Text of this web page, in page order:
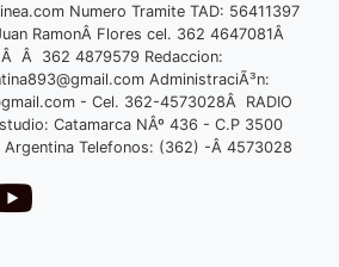
Numero Tramite TAD: 56411397
RamonÂ Flores cel. 362 4647081Â
Â 362 4879579 Redaccion:
AdministraciÃ³n:
- Cel. 362-4573028Â RADIO
Catamarca NÂº 436 - C.P 3500
Argentina Telefonos: (362) -Â 4573028